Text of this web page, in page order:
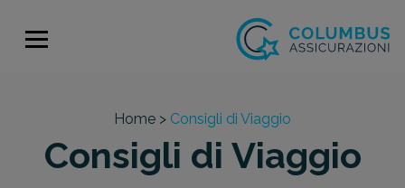
Home > Consigli di Viaggio
Consigli di Viaggio